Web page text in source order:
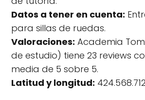
Datos a tener en cuenta:
para sillas de ruedas.
Valoraciones: Academia
de estudio) tiene 23 reviews
media de 5 sobre 5.
Latitud y longitud: